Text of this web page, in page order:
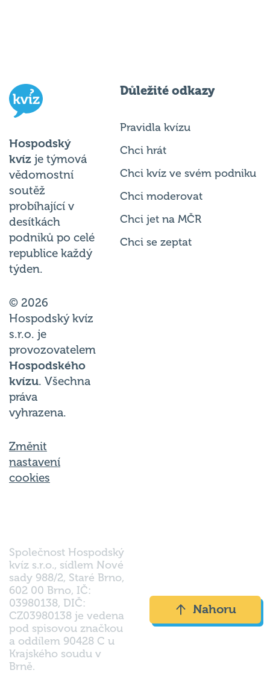
Hospodský
kvíz je týmová
vědomostní
soutěž
probíhající v
desítkách
podniků po celé
republice každý
týden.
© 2026
Hospodský kvíz
s.r.o. je
provozovatelem
Hospodského
kvízu. Všechna
práva
vyhrazena.
Změnit
nastavení
cookies
Důležité odkazy
Pravidla kvízu
Chci hrát
Chci kvíz ve svém podniku
Chci moderovat
Chci jet na MČR
Chci se zeptat
Společnost Hospodský
kvíz s.r.o., sídlem Nové
sady 988/2, Staré Brno,
602 00 Brno, IČ:
03980138, DIČ:
CZ03980138 je vedena
pod spisovou značkou
a oddílem 90428 C u
Krajského soudu v
Brně.
Nahoru